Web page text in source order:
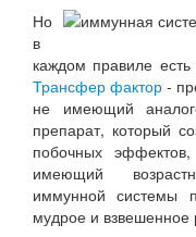
Но
в
каждом правиле
Трансфер фактор -
не имеющий
препарат, который
побочных
имеющий
иммунной системы
мудрое и